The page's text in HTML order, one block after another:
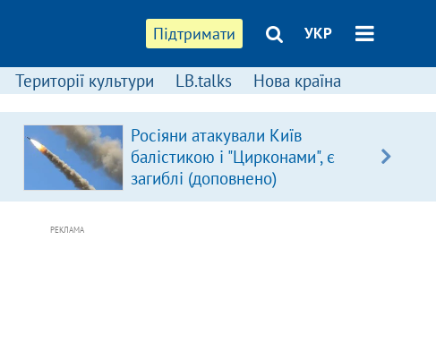
Підтримати УКР
Території культури LB.talks Нова країна
Росіяни атакували Київ
балістикою і "Цирконами", є
загиблі (доповнено)
РЕКЛАМА